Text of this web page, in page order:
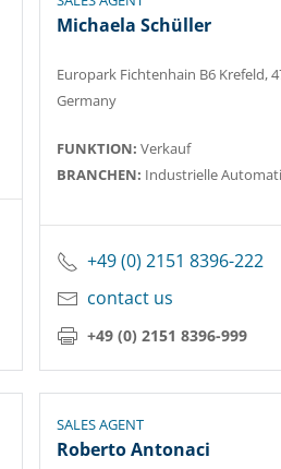
Michaela Schüller
Europark Fichtenhain B6 Krefeld,
Germany
FUNKTION: Verkauf
BRANCHEN: Industrielle
+49 (0) 2151 8396-222
contact us
+49 (0) 2151 8396-999
SALES AGENT
Roberto Antonaci